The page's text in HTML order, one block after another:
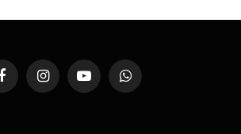
FacebookInstagramYouTubeWhatsApp